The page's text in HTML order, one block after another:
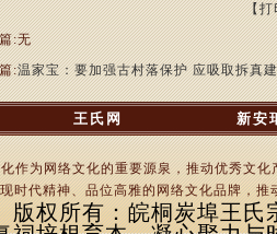
【打
:无
:温家宝：要加强古村落保护 应吸取拆真
王氏网 新安
作为网络文化的重要源泉，推动优秀文
时代精神、品位高雅的网络文化品牌，
版权所有：皖桐炭埠王氏